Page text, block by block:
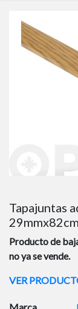
Tapajuntas
29mmx82cm
Producto de
no ya se vende.
VER